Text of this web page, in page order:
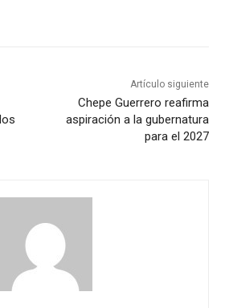
Artículo siguiente
Chepe Guerrero reafirma
aspiración a la gubernatura
para el 2027